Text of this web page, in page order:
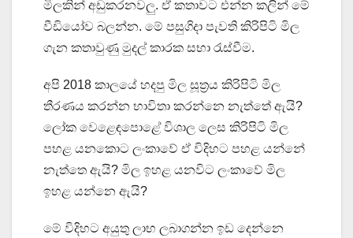
මිලකින් අඩුකරනවලු. ඒ කතාවට එන්න කලින් මේ
වීඩියෝව බලන්න. මේ පසුගිදා පැවති කිරිපිටි මිල
ගැන කතාවුණු මුදල් කාරක සභා රැස්වීම.
අපි 2018 කාලයේ හදපු මිල සූත්‍රය කිරිපිටි මිල
තීරණය කරන්න භාවිතා කරන්නෙ නැත්තේ ඇයි?
ලෝක වෙළෙඳපොළේ විශාල ලෙස කිරිපිටි මිල
පහළ යනකොට ලංකාවේ ඒ විදිහට පහළ යන්නේ
නැත්තෙ ඇයි? මිල ඉහළ යනවිට ලංකාවේ මිල
ඉහළ යන්නෙ ඇයි?
මේ විදිහට අයුතු ලාභ ලබාගන්න ඉඩ දෙන්නෙ